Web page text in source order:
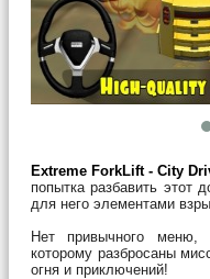
Extreme ForkLift - City
попытка разбавить этот
для него элементами
Нет привычного
которому разбросаны
огня и приключений!